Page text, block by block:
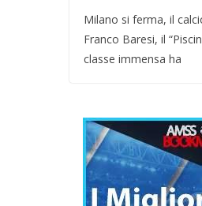
Milano si ferma, il
Franco Baresi, il
classe immensa ha